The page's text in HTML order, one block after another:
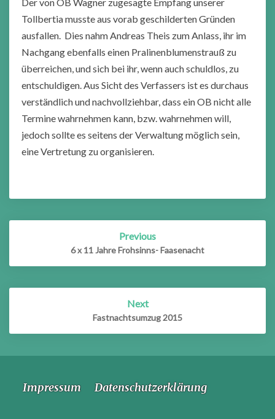
Tollbertia musste aus vorab geschilderten Gründen
ausfallen. Dies nahm Andreas Theis zum Anlass, ihr im
Nachgang ebenfalls einen Pralinenblumenstrauß zu
überreichen, und sich bei ihr, wenn auch schuldlos, zu
entschuldigen. Aus Sicht des Verfassers ist es durchaus
verständlich und nachvollziehbar, dass ein OB nicht alle
Termine wahrnehmen kann, bzw. wahrnehmen will,
jedoch sollte es seitens der Verwaltung möglich sein,
eine Vertretung zu organisieren.
Post
Previous
6 x 11 Jahre Frohsinns- Faasenacht
Next
Fastnachtsumzug 2015
Impressum Datenschutzerklärung